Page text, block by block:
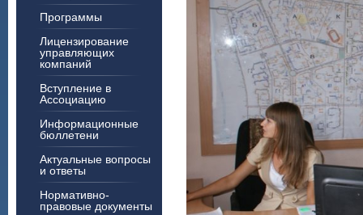
Программы
Лицензирование
управляющих
компаний
Вступление в
Ассоциацию
Информационные
бюллетени
Актуальные вопросы
и ответы
Нормативно-
правовые документы